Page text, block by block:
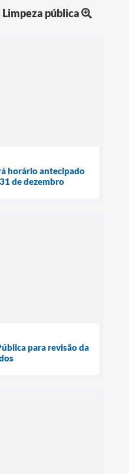
Limpeza pública
horário antecipado
de dezembro
para revisão da